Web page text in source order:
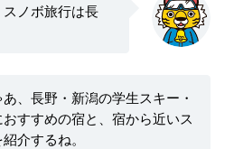
ノボ旅行は長
、長野・新潟の学生スキー・
おすすめの宿と、宿から近いス
介するね。